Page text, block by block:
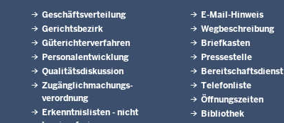
Geschäftsverteilung
Gerichtsbezirk
Güterichterverfahren
Personalentwicklung
Qualitätsdiskussion
Zugänglichmachungs­
verordnung
Erkenntnislisten - nicht
E-Mail-Hinweis
Wegbeschreibung
Briefkasten
Pressestelle
Bereitschaftsdienst
Telefonliste
Öffnungszeiten
Bibliothek